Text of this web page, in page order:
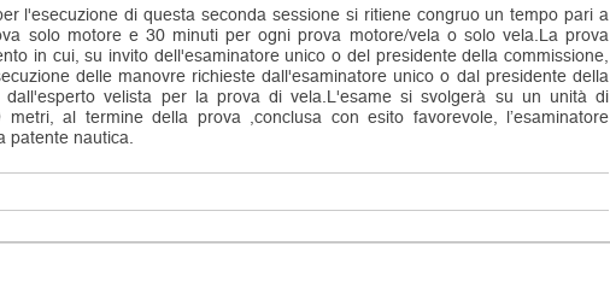
l'esecuzione di questa seconda sessione si ritiene congruo un tempo pari a
solo motore e 30 minuti per ogni prova motore/vela o solo vela.La prova
in cui, su invito dell'esaminatore unico o del presidente della commissione,
delle manovre richieste dall'esaminatore unico o dal presidente della
dall'esperto velista per la prova di vela.L'esame si svolgerà su un unità di
metri, al termine della prova ,conclusa con esito favorevole, l’esaminatore
patente nautica.